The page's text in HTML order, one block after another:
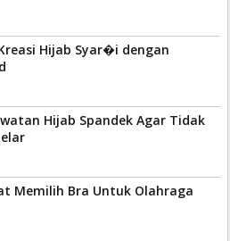
Hijab Syar�i dengan
Hijab Spandek Agar Tidak
Memilih Bra Untuk Olahraga